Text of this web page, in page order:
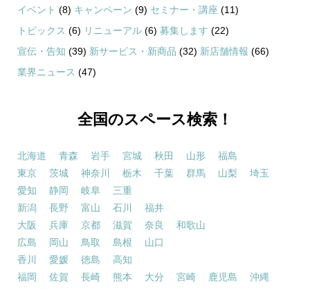
イベント (8) キャンペーン (9) セミナー・講座 (11)
トピックス (6) リニューアル(6) 募集します (22)
宣伝・告知 (39) 新サービス・新商品 (32) 新店舗情報 (66)
業界ニュース (47)
全国のスペース検索！
北海道 青森 岩手 宮城 秋田 山形
福島
東京
茨城 神奈川 栃木 千葉 群馬 山梨
埼玉
愛知
静岡 岐阜
三重
新潟
長野 富山 石川
福井
大阪
兵庫 京都 滋賀 奈良
和歌山
広島
岡山 鳥取 島根
山口
香川
愛媛 徳島
高知
福岡
佐賀 長崎 熊本 大分 宮崎 鹿児島
沖縄